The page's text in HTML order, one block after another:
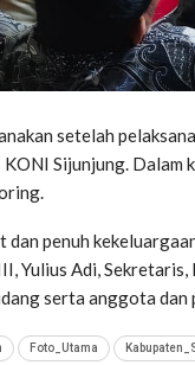
setelah
Sijunjung. Dalam
dan penuh
Yulius Adi,
serta anggota
Foto_Utama